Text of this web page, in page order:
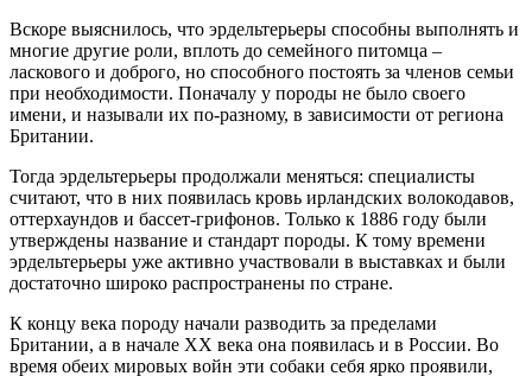
Вскоре выяснилось, что эрдельтерьеры способны выполнять и
многие другие роли, вплоть до семейного питомца –
ласкового и доброго, но способного постоять за членов семьи
при необходимости. Поначалу у породы не было своего
имени, и называли их по-разному, в зависимости от региона
Британии.
Тогда эрдельтерьеры продолжали меняться: специалисты
считают, что в них появилась кровь ирландских волокодавов,
оттерхаундов и бассет-грифонов. Только к 1886 году были
утверждены название и стандарт породы. К тому времени
эрдельтерьеры уже активно участвовали в выставках и были
достаточно широко распространены по стране.
К концу века породу начали разводить за пределами
Британии, а в начале XX века она появилась и в России. Во
время обеих мировых войн эти собаки себя ярко проявили,